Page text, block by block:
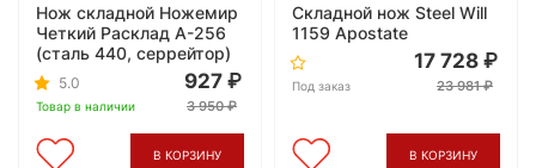
Нож складной Ножемир
Четкий Расклад A-256
(сталь 440, серрейтор)
5.0
Товар в наличии
927
3 950
В КОРЗИНУ
Складной нож Steel Will
1159 Apostate
Под заказ
17 728
23 981
В КОРЗИНУ